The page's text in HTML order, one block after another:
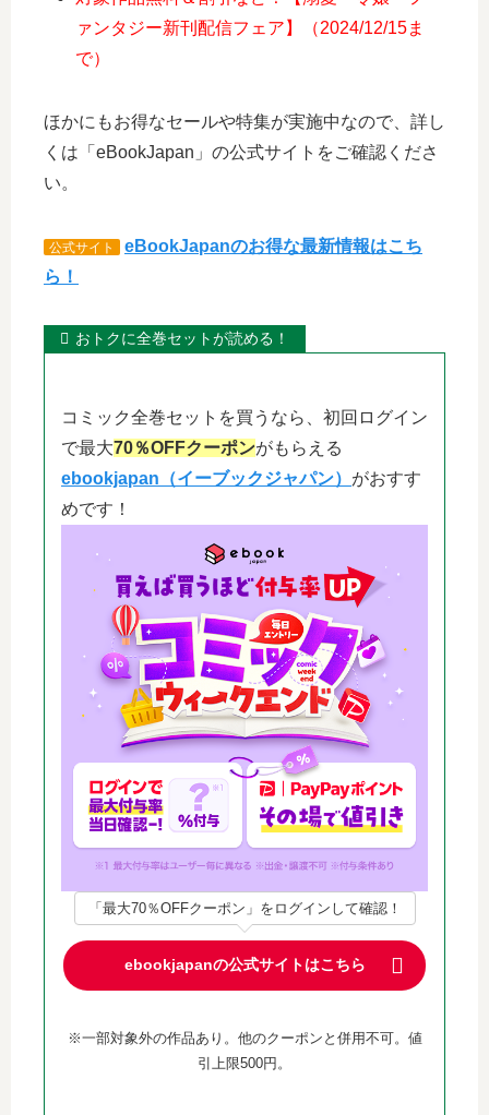
ァンタジー新刊配信フェア】（2024/12/15ま
で）
ほかにもお得なセールや特集が実施中なので、詳し
くは「eBookJapan」の公式サイトをご確認くださ
い。
公式サイト
eBookJapanのお得な最新情報はこち
ら！
おトクに全巻セットが読める！
コミック全巻セットを買うなら、初回ログイン
で最大70％OFFクーポンがもらえる
ebookjapan（イーブックジャパン） がおすす
めです！
「最大70％OFFクーポン」をログインして確認！
ebookjapanの公式サイトはこちら
※一部対象外の作品あり。他のクーポンと併用不可。値
引上限500円。